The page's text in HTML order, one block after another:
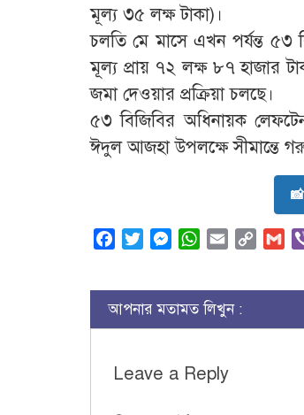
মূল্য ৩৫ লক্ষ টাকা)।
​চলতি মে মাসে এখন পর্যন্ত
মূল্য প্রায় ৭২ লক্ষ ৮৭ হাজার
জমা দেওয়ার প্রক্রিয়া চলছে।
​৫৩ বিজিবির অধিনায়ক
ঈদুল আজহা উপলক্ষে সীমান্তে
FacebookTwitterMessenger
WhatsApp
Email
Copy
আপনার মতামত লিখুন :
Leave a Reply